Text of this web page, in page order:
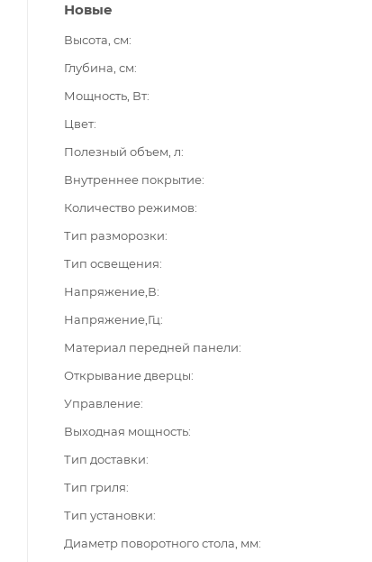
Новые
Высота, см
Глубина, см
Мощность, Вт
Цвет
Полезный объем, л
Внутреннее покрытие
Количество режимов
Тип разморозки
Тип освещения
Напряжение,В
Напряжение,Гц
Материал передней панели
Открывание дверцы
Управление
Выходная мощность
Тип доставки
Тип гриля
Тип установки
Диаметр поворотного стола, мм